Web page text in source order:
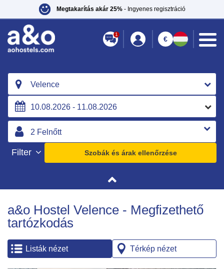
Megtakarítás akár 25% - Ingyenes regisztráció
1
€
Velence
Filter Szobák és árak ellenőrzése
a&o Hostel Velence - Megfizethető
tartózkodás
Listák nézet Térkép nézet